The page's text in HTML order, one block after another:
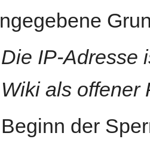
Die IP-Adresse
Wiki als offener
Beginn der